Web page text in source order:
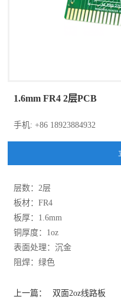
1.6mm FR4 2层PCB
手机: +86 18923884932
层数：2层
板材：FR4
板厚：1.6mm
铜厚度：1oz
表面处理：沉金
阻焊：绿色
上一篇：
双面2oz线路板